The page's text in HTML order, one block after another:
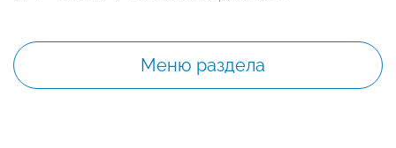
Меню раздела